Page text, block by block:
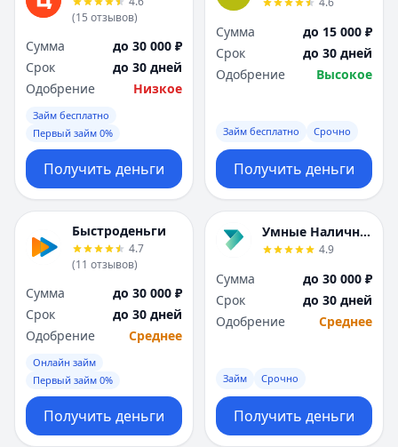
(15 отзывов)
Сумма
до 30 000 ₽
Срок
до 30 дней
Одобрение
Низкое
Займ бесплатно
Первый займ 0%
Получить деньги
Сумма
до 15 000 ₽
Срок
до 30 дней
Одобрение
Высокое
Займ бесплатно Срочно
Получить деньги
Быстроденьги
4.7
(11 отзывов)
Сумма
до 30 000 ₽
Срок
до 30 дней
Одобрение
Среднее
Онлайн займ
Первый займ 0%
Получить деньги
Умные Наличные
4.9
Сумма
до 30 000 ₽
Срок
до 30 дней
Одобрение
Среднее
Займ Срочно
Получить деньги